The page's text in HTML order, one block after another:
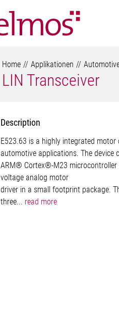
Home Applikationen
LIN Transceiver
Description
E523.63 is a highly integrated
automotive applications. The device
ARM® Cortex®-M23 microcontroller
voltage analog motor
driver in a small footprint package.
three... read more